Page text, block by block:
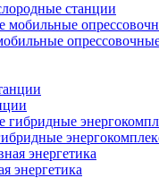
станции
энергетика